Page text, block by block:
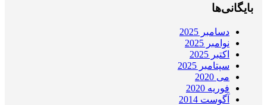
بایگانی‌ها
دسامبر 2025
نوامبر 2025
اکتبر 2025
سپتامبر 2025
می 2020
فوریه 2020
آگوست 2014